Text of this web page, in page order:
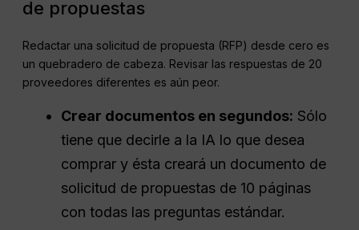
de propuestas
Redactar una solicitud de propuesta (RFP) desde cero es
un quebradero de cabeza. Revisar las respuestas de 20
proveedores diferentes es aún peor.
Crear documentos en segundos: Sólo
tiene que decirle a la IA lo que desea
comprar y ésta creará un documento de
solicitud de propuestas de 10 páginas
con todas las preguntas estándar.